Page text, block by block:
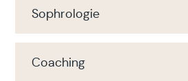
Sophrologie
Coaching